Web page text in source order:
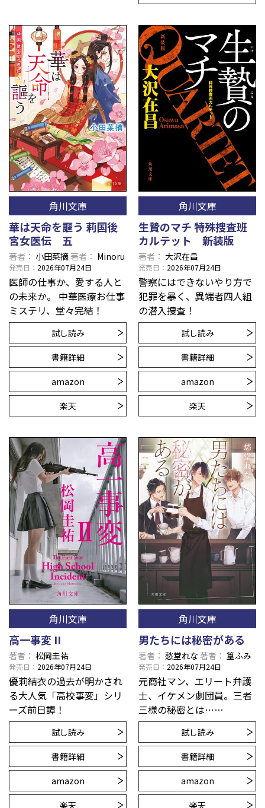
角川文庫
華は天命を謳う 莉国後
宮女医伝 五
著者 小田菜摘著者 Minoru
発売日 2026年07月24日
医師の仕事か、愛する人と
の未来か。 中華医療お仕事
ミステリ、堂々完結！
試し読み
書籍詳細
amazon
楽天
角川文庫
生贄のマチ 特殊捜査班
カルテット 新装版
著者 大沢在昌
発売日 2026年07月24日
警察にはできないやり方で
犯罪を暴く、異端者四人組
の潜入捜査！
試し読み
書籍詳細
amazon
楽天
角川文庫
高一事変 II
著者 松岡圭祐
発売日 2026年07月24日
優莉結衣の過去が明かされ
る大人気「高校事変」シリ
ーズ前日譚！
試し読み
書籍詳細
amazon
楽天
角川文庫
男たちには秘密がある
著者 愁堂れな 著者 篁ふみ
発売日 2026年07月24日
元商社マン、エリート弁護
士、イケメン劇団員。三者
三様の秘密とは……
試し読み
書籍詳細
amazon
楽天